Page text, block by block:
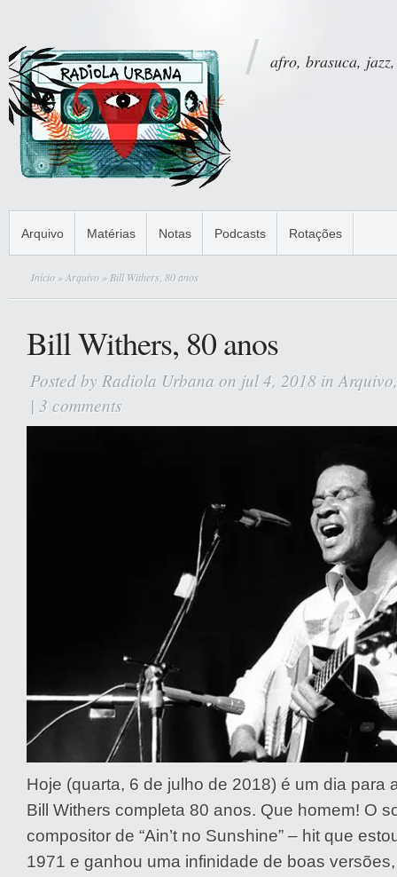
afro, brasuca,
Arquivo Matérias Notas Podcasts Rotações
Início »Arquivo » Bill Withers, 80 anos
Bill Withers, 80 anos
Posted by Radiola Urbana on jul 4, 2018 in Arquivo
| 3 comments
Hoje (quarta, 6 de julho de 2018) é um dia para
Bill Withers completa 80 anos. Que homem! O
compositor de “Ain’t no Sunshine” – hit que
1971 e ganhou uma infinidade de boas